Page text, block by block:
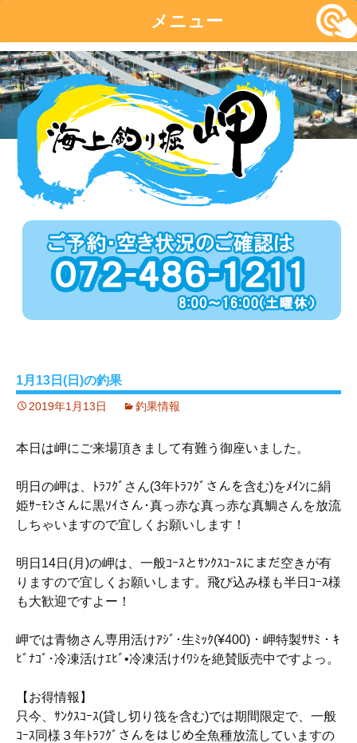
メニュー
コ
ン
テ
ン
1月13日(日)の釣果
2019年1月13日 釣果情報
本日は岬にご来場頂きまして有難う御座いました。
明日の岬は、ﾄﾗﾌｸﾞさん(3年ﾄﾗﾌｸﾞさんを含む)をﾒｲﾝに絹
姫ｻｰﾓﾝさんに黒ｿｲさん･真っ赤な真っ赤な真鯛さんを放流
しちゃいますので宜しくお願いします！
明日14日(月)の岬は、一般ｺｰｽとｻﾝｸｽｺｰｽにまだ空きが有
りますので宜しくお願いします。飛び込み様も半日ｺｰｽ様
も大歓迎ですよー！
岬では青物さん専用活けｱｼﾞ･生ﾐｯｸ(¥400)・岬特製ｻｻﾐ・ｷ
ﾋﾞﾅｺﾞ･冷凍活けｴﾋﾞ•冷凍活けｲﾜｼを絶賛販売中ですよっ。
【お得情報】
只今、ｻﾝｸｽｺｰｽ(貸し切り筏を含む)では期間限定で、一般
ｺｰｽ同様３年ﾄﾗﾌｸﾞさんをはじめ全魚種放流していますの